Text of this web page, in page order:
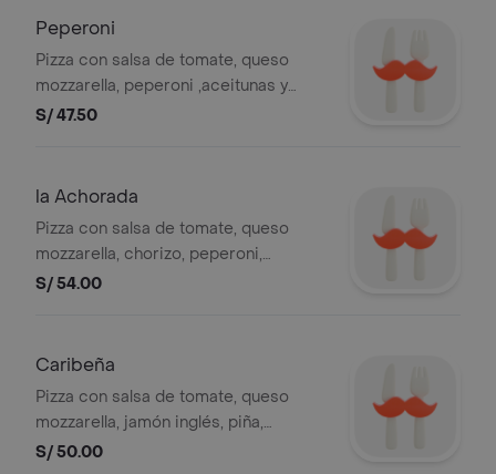
Peperoni
Pizza con salsa de tomate, queso
mozzarella, peperoni ,aceitunas y
pimiento, 8 slices.
S/ 47.50
la Achorada
Pizza con salsa de tomate, queso
mozzarella, chorizo, peperoni,
tocino,aceitunas y pimiento, 8 slices.
S/ 54.00
Caribeña
Pizza con salsa de tomate, queso
mozzarella, jamón inglés, piña,
durazno, aceitunas y pimiento, 8
S/ 50.00